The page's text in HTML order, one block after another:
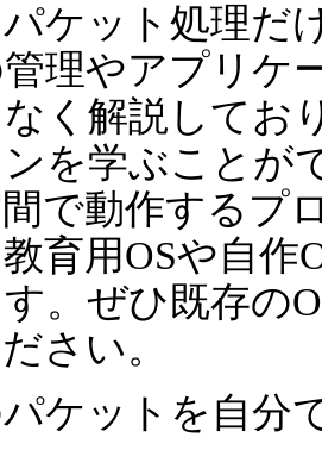
ケット処理だ
理やアプリケ
く解説してお
を学ぶことが
で動作するプ
育用OSや自作
。ぜひ既存の
さい。
ケットを自分